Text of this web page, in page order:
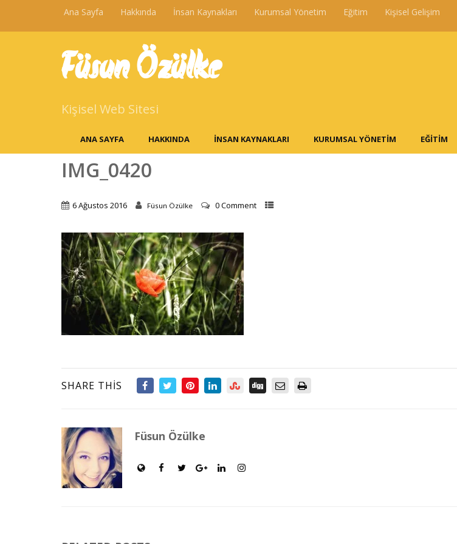
Ana Sayfa Hakkında İnsan Kaynakları Kurumsal Yönetim Eğitim Kişisel Gelişim
Füsun Özülke
Kişisel Web Sitesi
ANA SAYFA HAKKINDA İNSAN KAYNAKLARI KURUMSAL YÖNETIM EĞITIM
IMG_0420
6 Ağustos 2016 Füsun Özülke 0 Comment
SHARE THIS
Füsun Özülke